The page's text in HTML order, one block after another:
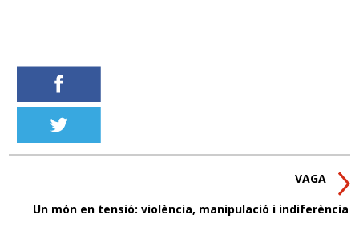
VAGA
Un món en tensió: violència, manipulació i indiferència